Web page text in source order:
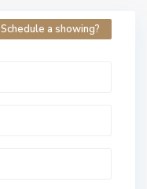
Schedule a showing?